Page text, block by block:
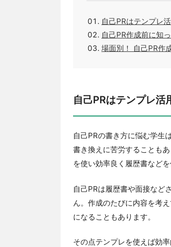
自己PRはテンプレ
自己PR作成前に知
場面別！ 自己PR作
自己PRはテンプレ活
自己PRの書き方に悩む学生
書き換えに苦労することも
を使い効率良く履歴書などを
自己PRは履歴書や面接など
ん。作成のたびに内容を考
になることもあります。
その点テンプレを使えば効